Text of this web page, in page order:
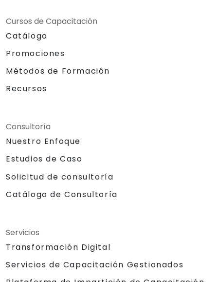
Cursos de Capacitación
Catálogo
Promociones
Métodos de Formación
Recursos
Consultoría
Nuestro Enfoque
Estudios de Caso
Solicitud de consultoría
Catálogo de Consultoría
Servicios
Transformación Digital
Servicios de Capacitación Gestionados